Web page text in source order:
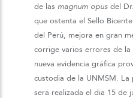
de las magnum opusdel
que ostenta el Sello
del Perú, mejora en gran
corrige varios errores de
nueva evidencia gráfica
custodia de la UNMSM. La
será realizada el día 15 de